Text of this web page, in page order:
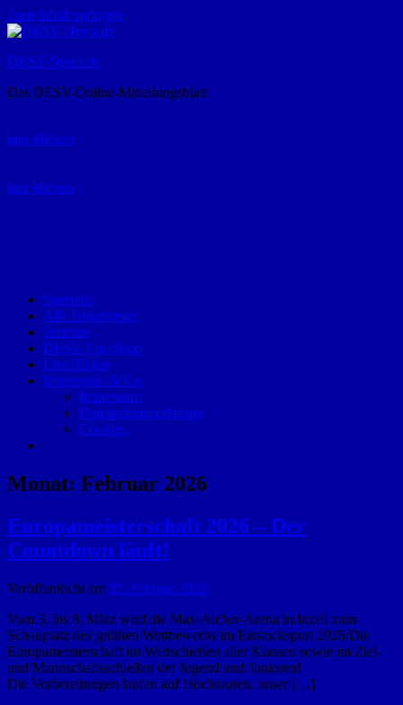
Zum Inhalt springen
DESV-News.de
Das DESV-Online-Mitteilungsblatt
hier klicken
hier klicken
Startseite
Alle Dokumente
Termine
DESV-Fan-Shop
Live-Ticker
Impressum & Co.
Impressum
Datenschutzerklärung
Cookies
Monat: Februar 2026
Europameisterschaft 2026 – Der
Countdown läuft!
Veröffentlicht am 25. Februar 2026
Vom 3. bis 8. März wird die Max-Aicher-Arena in Inzell zum
Schauplatz des größten Wettbewerbs im Eisstocksport 2026:Die
Europameisterschaft im Weitschießen aller Klassen sowie im Ziel-
und Mannschaftsschießen der Jugend und Junioren!
Die Vorbereitungen laufen auf Hochtouren, unser […]